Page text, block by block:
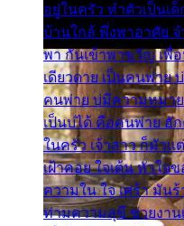
อยู่ในครัว ทำตัวเป็นเ
บ้านใกล้ พึ่งพาอาศัย จ
พา กันเข้าพาขวัญ เพื่อ
เดียวดาย เป็นคนพ่าย
คนพ่าย บ่มีความหมาย
เป็นบ่ได้ คือคนพ่าย ฮั
ในครัว เจ้าสาว ก็มัวแ
เฝ้าคอย ใจเต้น หัวใจ
ความใน ใจ เศร้า มัน
ท่ามความสุขี ช่วยงาน